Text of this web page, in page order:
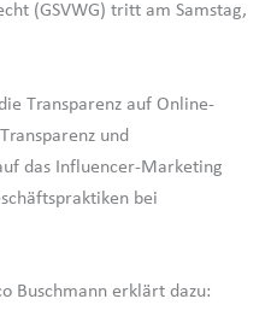
(GSVWG) tritt am Samstag,
Transparenz auf Online-
und
das Influencer-Marketing
bei
Buschmann erklärt dazu: